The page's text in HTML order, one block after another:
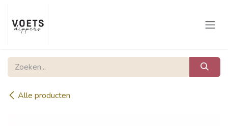
Overslaan naar inhoud
Alle producten